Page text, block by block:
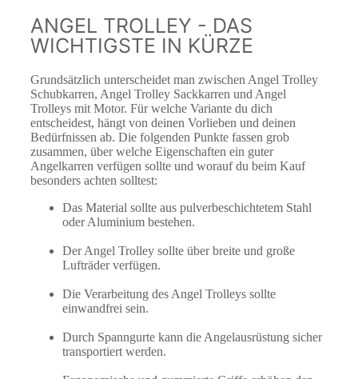
ANGEL TROLLEY - DAS
WICHTIGSTE IN KÜRZE
Grundsätzlich unterscheidet man zwischen Angel Trolley
Schubkarren, Angel Trolley Sackkarren und Angel
Trolleys mit Motor. Für welche Variante du dich
entscheidest, hängt von deinen Vorlieben und deinen
Bedürfnissen ab. Die folgenden Punkte fassen grob
zusammen, über welche Eigenschaften ein guter
Angelkarren verfügen sollte und worauf du beim Kauf
besonders achten solltest:
Das Material sollte aus pulverbeschichtetem Stahl
oder Aluminium bestehen.
Der Angel Trolley sollte über breite und große
Lufträder verfügen.
Die Verarbeitung des Angel Trolleys sollte
einwandfrei sein.
Durch Spanngurte kann die Angelausrüstung sicher
transportiert werden.